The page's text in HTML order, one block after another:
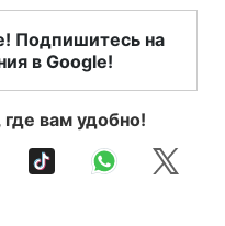
Подпишитесь на
в Google!
вам удобно!